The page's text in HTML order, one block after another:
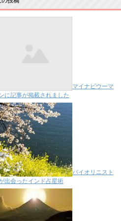
マイナビウーマ
に記事が掲載されました
バイオリニスト
出会ったインド占星術